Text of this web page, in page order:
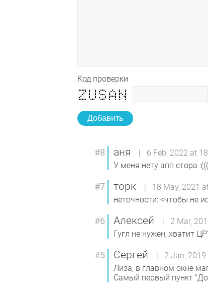
Код проверки
Добавить
#8 аня
| 6 Feb, 2022 at
У меня нету апп стора :(((
#7 торк
| 18 May, 2021
неточности: <чтобы не
#6 Алексей
| 2 Mar,
Гугл не нужен, хватит
#5 Сергей
| 2 Jan, 2019
Лиза, в главном окне
Самый первый пункт